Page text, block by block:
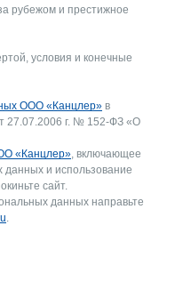
рубежом и престижное
условия и конечные
ООО «Канцлер» в
27.07.2006 г. № 152-ФЗ «О
«Канцлер», включающее
данных и использование
сайт.
данных направьте
.